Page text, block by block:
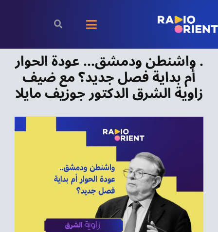
content
Toggle
Navigationالرئيسية
بودكاست
الأخبار
موسيقى الشرق
. واشنطن ودمشق… عودة الحوار
أم بداية فصل جديد؟ مع ضيف
زاوية الشرق الدكتور جوزيف مايلا